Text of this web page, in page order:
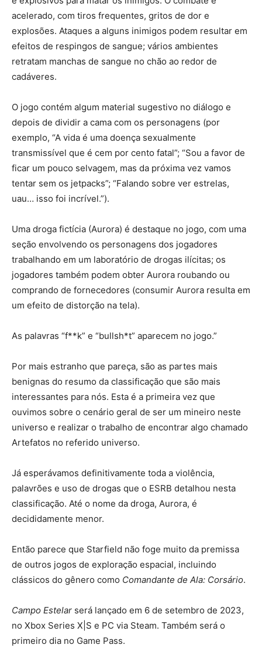
acelerado, com tiros frequentes, gritos de dor e
explosões. Ataques a alguns inimigos podem resultar em
efeitos de respingos de sangue; vários ambientes
retratam manchas de sangue no chão ao redor de
cadáveres.
O jogo contém algum material sugestivo no diálogo e
depois de dividir a cama com os personagens (por
exemplo, “A vida é uma doença sexualmente
transmissível que é cem por cento fatal”; “Sou a favor de
ficar um pouco selvagem, mas da próxima vez vamos
tentar sem os jetpacks”; “Falando sobre ver estrelas,
uau… isso foi incrível.”).
Uma droga fictícia (Aurora) é destaque no jogo, com uma
seção envolvendo os personagens dos jogadores
trabalhando em um laboratório de drogas ilícitas; os
jogadores também podem obter Aurora roubando ou
comprando de fornecedores (consumir Aurora resulta em
um efeito de distorção na tela).
As palavras “f**k” e “bullsh*t” aparecem no jogo.”
Por mais estranho que pareça, são as partes mais
benignas do resumo da classificação que são mais
interessantes para nós. Esta é a primeira vez que
ouvimos sobre o cenário geral de ser um mineiro neste
universo e realizar o trabalho de encontrar algo chamado
Artefatos no referido universo.
Já esperávamos definitivamente toda a violência,
palavrões e uso de drogas que o ESRB detalhou nesta
classificação. Até o nome da droga, Aurora, é
decididamente menor.
Então parece que Starfield não foge muito da premissa
de outros jogos de exploração espacial, incluindo
clássicos do gênero como Comandante de Ala: Corsário.
Campo Estelar será lançado em 6 de setembro de 2023,
no Xbox Series X|S e PC via Steam. Também será o
primeiro dia no Game Pass.